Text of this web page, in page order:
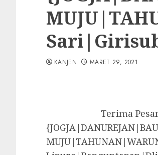
KANJEN MARET 29, 2021
Terima